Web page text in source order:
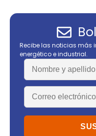
Recibe las noticias más
energético e industrial.